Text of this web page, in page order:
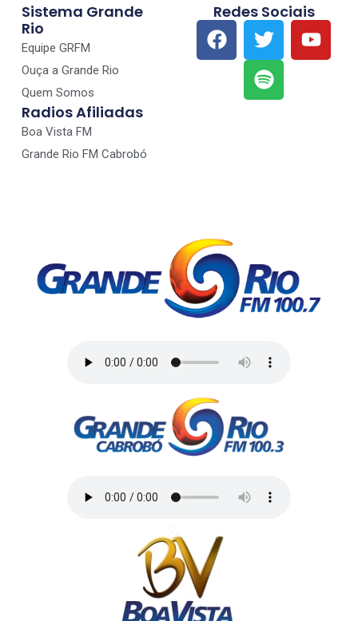
Sistema Grande
Rio
Equipe GRFM
Ouça a Grande Rio
Quem Somos
Radios Afiliadas
Boa Vista FM
Grande Rio FM Cabrobó
Redes Sociais